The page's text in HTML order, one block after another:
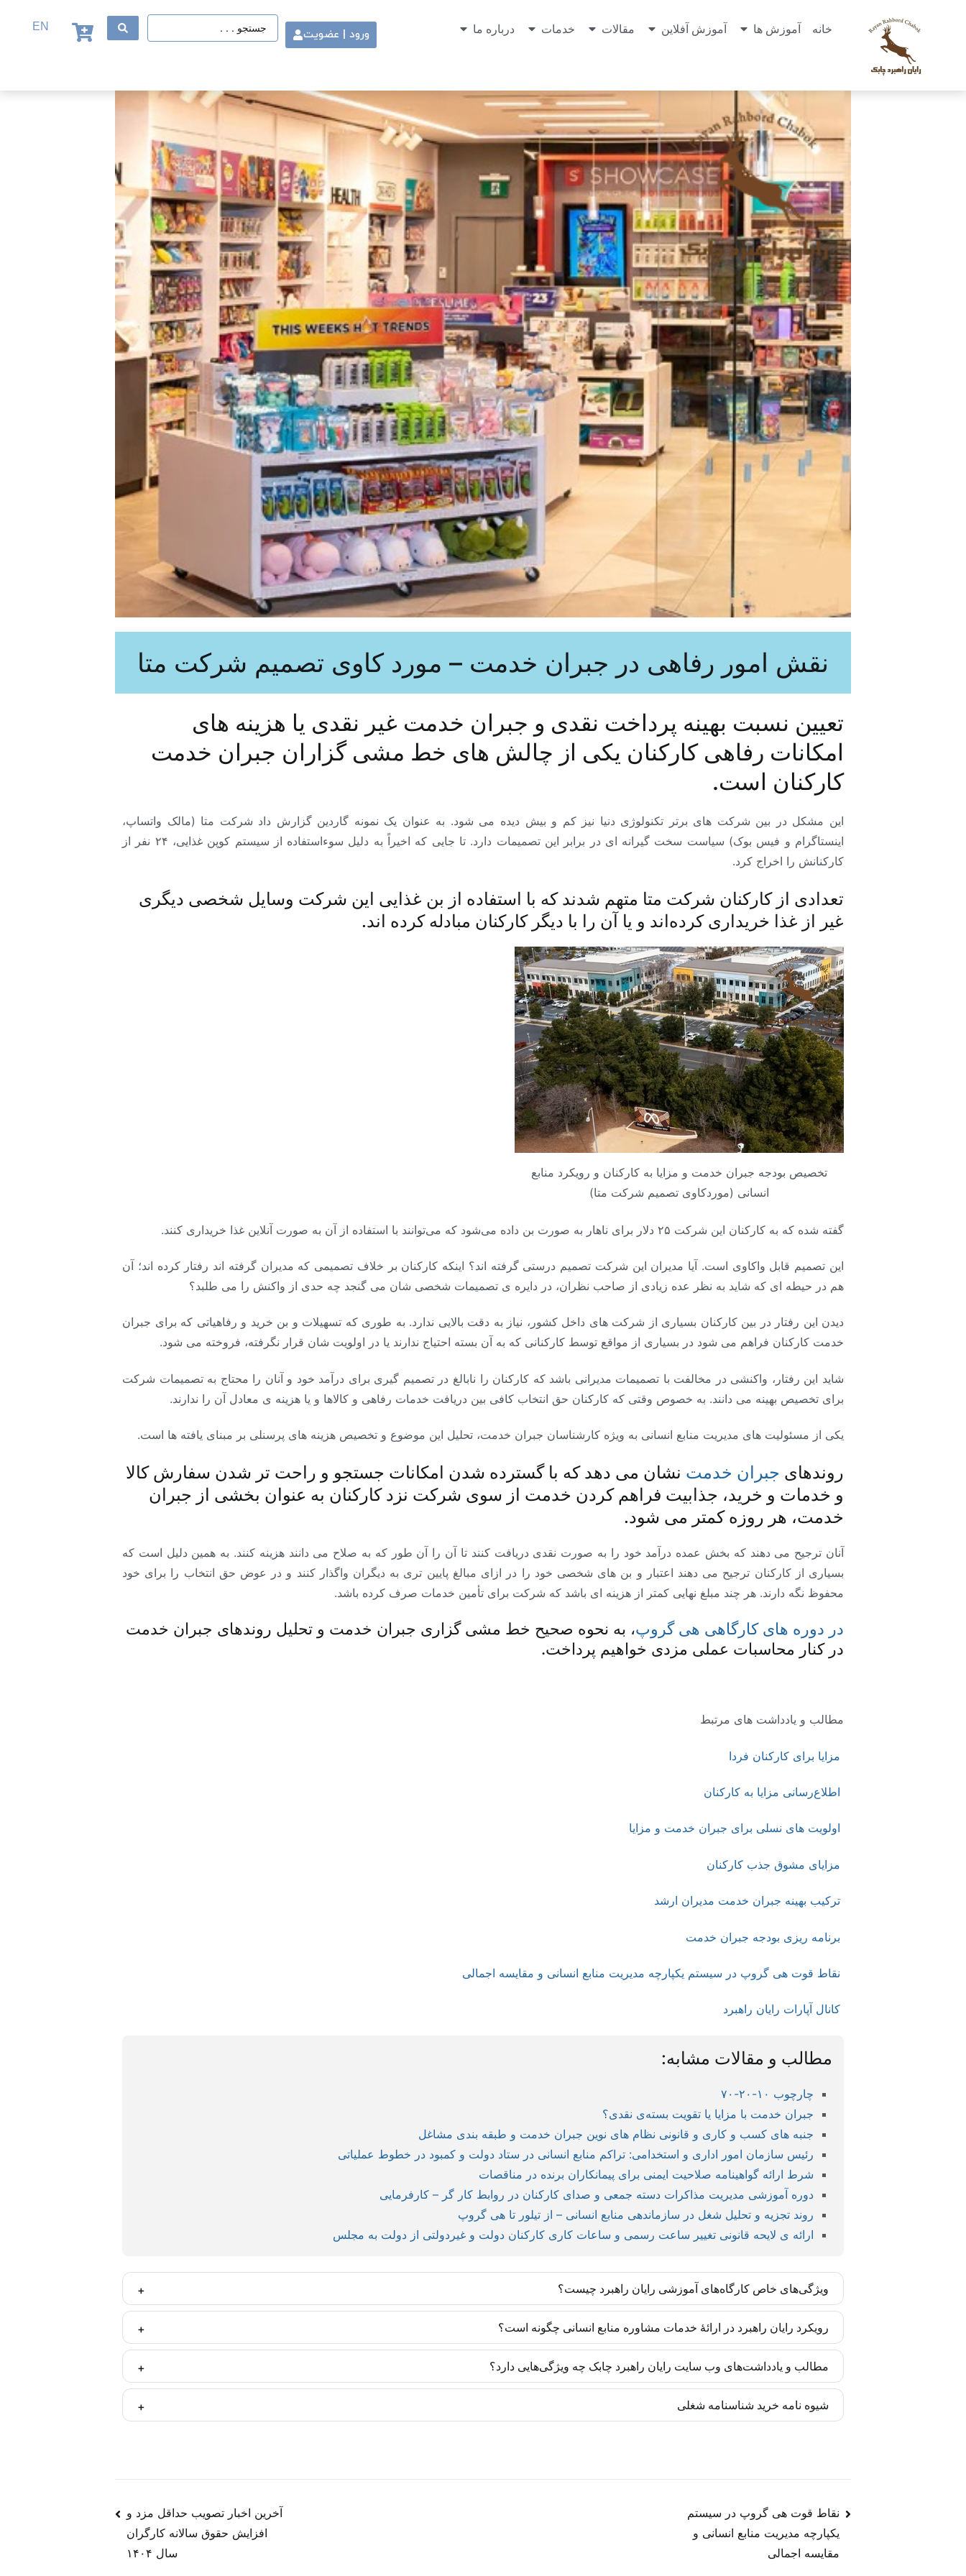
خانه آموزش ها آموزش آفلاین مقالات خدمات درباره ما ورود | عضویت
EN
نقش امور رفاهی در جبران خدمت – مورد کاوی تصمیم شرکت متا
تعیین نسبت بهینه پرداخت نقدی و جبران خدمت غیر نقدی یا هزینه های
امکانات رفاهی کارکنان یکی از چالش های خط مشی گزاران جبران خدمت
کارکنان است.
این مشکل در بین شرکت های برتر تکنولوژی دنیا نیز کم و بیش دیده می شود. به عنوان یک نمونه گاردین گزارش داد شرکت متا (مالک واتساپ،
اینستاگرام و فیس بوک) سیاست سخت گیرانه ای در برابر این تصمیمات دارد. تا جایی که اخیراً به دلیل سوءاستفاده از سیستم کوپن غذایی، ۲۴ نفر از
کارکنانش را اخراج کرد.
تعدادی از کارکنان شرکت متا متهم شدند که با استفاده از بن غذایی این شرکت وسایل شخصی دیگری
غیر از غذا خریداری کرده‌اند و یا آن را با دیگر کارکنان مبادله کرده اند.
تخصیص بودجه جبران خدمت و مزایا به کارکنان و رویکرد منابع
انسانی (موردکاوی تصمیم شرکت متا)
گفته شده که به کارکنان این شرکت ۲۵ دلار برای ناهار به صورت بن داده می‌شود که می‌توانند با استفاده از آن به صورت آنلاین غذا خریداری کنند.
این تصمیم قابل واکاوی است. آیا مدیران این شرکت تصمیم درستی گرفته اند؟ اینکه کارکنان بر خلاف تصمیمی که مدیران گرفته اند رفتار کرده اند؛ آن
هم در حیطه ای که شاید به نظر عده زیادی از صاحب نظران، در دایره ی تصمیمات شخصی شان می گنجد چه حدی از واکنش را می طلبد؟
دیدن این رفتار در بین کارکنان بسیاری از شرکت های داخل کشور، نیاز به دقت بالایی ندارد. به طوری که تسهیلات و بن خرید و رفاهیاتی که برای جبران
خدمت کارکنان فراهم می شود در بسیاری از مواقع توسط کارکنانی که به آن بسته احتیاج ندارند یا در اولویت شان قرار نگرفته، فروخته می شود.
شاید این رفتار، واکنشی در مخالفت با تصمیمات مدیرانی باشد که کارکنان را نابالغ در تصمیم گیری برای درآمد خود و آنان را محتاج به تصمیمات شرکت
برای تخصیص بهینه می دانند. به خصوص وقتی که کارکنان حق انتخاب کافی بین دریافت خدمات رفاهی و کالاها و یا هزینه ی معادل آن را ندارند.
یکی از مسئولیت های مدیریت منابع انسانی به ویژه کارشناسان جبران خدمت، تحلیل این موضوع و تخصیص هزینه های پرسنلی بر مبنای یافته ها است.
روندهای جبران خدمت نشان می دهد که با گسترده شدن امکانات جستجو و راحت تر شدن سفارش کالا
و خدمات و خرید، جذابیت فراهم کردن خدمت از سوی شرکت نزد کارکنان به عنوان بخشی از جبران
خدمت، هر روزه کمتر می شود.
آنان ترجیح می دهند که بخش عمده درآمد خود را به صورت نقدی دریافت کنند تا آن را آن طور که به صلاح می دانند هزینه کنند. به همین دلیل است که
بسیاری از کارکنان ترجیح می دهند اعتبار و بن های شخصی خود را در ازای مبالغ پایین تری به دیگران واگذار کنند و در عوض حق انتخاب را برای خود
محفوظ نگه دارند. هر چند مبلغ نهایی کمتر از هزینه ای باشد که شرکت برای تأمین خدمات صرف کرده باشد.
در دوره های کارگاهی هی گروپ، به نحوه صحیح خط مشی گزاری جبران خدمت و تحلیل روندهای جبران خدمت
در کنار محاسبات عملی مزدی خواهیم پرداخت.
مطالب و یادداشت های مرتبط
مزایا برای کارکنان فردا
اطلاع‌رسانی مزایا به کارکنان
اولویت های نسلی برای جبران خدمت و مزایا
مزایای مشوق جذب کارکنان
ترکیب بهینه جبران خدمت مدیران ارشد
برنامه ریزی بودجه جبران خدمت
نقاط قوت هی گروپ در سیستم یکپارچه مدیریت منابع انسانی و مقایسه اجمالی
کانال آپارات رایان راهبرد
مطالب و مقالات مشابه:
چارچوب ۱۰-۲۰-۷۰
جبران خدمت با مزایا یا تقویت بسته‌ی نقدی؟
جنبه های کسب و کاری و قانونی نظام های نوین جبران خدمت و طبقه بندی مشاغل
رئیس سازمان امور اداری و استخدامی: تراکم منابع انسانی در ستاد دولت و کمبود در خطوط عملیاتی
شرط ارائه گواهینامه صلاحیت ایمنی برای پیمانکاران برنده در مناقصات
دوره آموزشی مدیریت مذاکرات دسته جمعی و صدای کارکنان در روابط کار گر – کارفرمایی
روند تجزیه و تحلیل شغل در سازماندهی منابع انسانی – از تیلور تا هی گروپ
ارائه ی لایحه قانونی تغییر ساعت رسمی و ساعات کاری کارکنان دولت و غیردولتی از دولت به مجلس
ویژگی‌های خاص کارگاه‌های آموزشی رایان راهبرد چیست؟
کارگاه‌های رایان راهبرد بر اساس مدل‌ها و روش‌های روز دنیا و با رویکرد ایجاد مهارت تخصصی تدارک دیده شده‌اند و یادگیری انجام موضوع آموزش پس از مشارکت فعال
تضمین شده است. این مهارت‌ها برای مدیران و متخصصان منابع انسانی یک مزیت رقابتی ایجاد می‌کنند تا در موقعیت‌های شغلی مناسبی در این حرفه قرار گیرند.
رویکرد رایان راهبرد در ارائۀ خدمات مشاوره منابع انسانی چگونه است؟
رایان راهبرد تأکید زیادی به درونی‌سازی متدهای به کار گرفته‌شده در سازمان‌ها دارد. به طوری که تمامی پروژه‌های مشاوره پس از آموزش به ذینفعان و متولیان منابع
انسانی سازمان آغاز می‌شوند. بدین ترتیب اجرا با آگاهی از دورنما و تسلط بر تکنیک همراه خواهد بود. سازمان نیز در آینده وابسته به مشاور نبوده و می‌تواند خود،
به‌روز‌رسانی‌ها را متناسب با تغییرات پیش برد.
مطالب و یادداشت‌های وب سایت رایان راهبرد چابک چه ویژگی‌هایی دارد؟
کادر تحریریه رایان راهبرد چابک متشکل از متخصصان منابع انسانی با تسلط بر روزنامه‌نگاری است و متفاوت با فعالان دیجیتال مارکتینگ فعال در فضای مجازی و
شبکه‌های اجتماعی، به کیفیت محتوا وفادارند. مطالب و یادداشت‌هایی که در وب سایت منتشر می‌شوند، عمدتاً محتوای تولیدی و یا ترجمه‌ای از روندها و سیگنال‌های موجود
شیوه نامه خرید شناسنامه شغلی
نقاط قوت هی گروپ در سیستم
یکپارچه مدیریت منابع انسانی و
مقایسه اجمالی
آخرین اخبار تصویب حداقل مزد و
افزایش حقوق سالانه کارگران
سال ۱۴۰۴